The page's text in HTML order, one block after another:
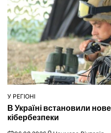
ОПУБЛІКУВАТИ
У
У РЕГІОНІ
В Україні встановили
кібербезпеки